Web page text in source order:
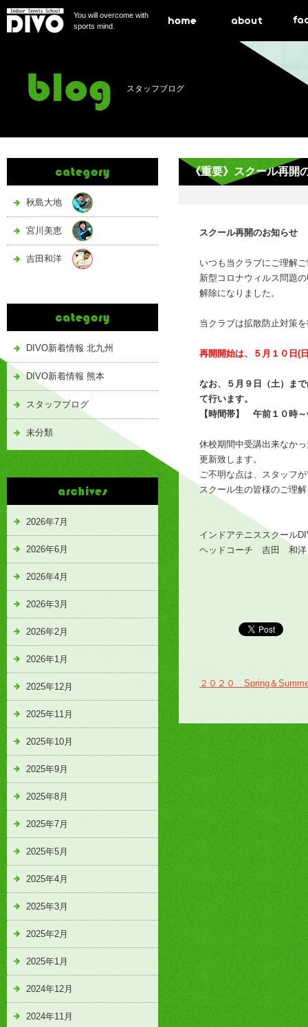
You will overcome with
sports mind.
スタッフブログ
《重要》スクール再
スクール再開のお知らせ
いつも当クラブにご理解
新型コロナウィルス問題
解除になりました。
当クラブは拡散防止対策
再開開始は、５月１０日(
なお、５月９日（土）ま
て行います。
【時間帯】 午前１０時
休校期間中受講出来なか
更新致します。
ご不明な点は、スタッフ
スクール生の皆様のご理
インドアテニススクール
ヘッドコーチ 吉田 和洋
２０２０ Spring＆
秋島大地
宮川美恵
吉田和洋
DIVO新着情報 北九州
DIVO新着情報 熊本
スタッフブログ
未分類
2026年7月
2026年6月
2026年4月
2026年3月
2026年2月
2026年1月
2025年12月
2025年11月
2025年10月
2025年9月
2025年8月
2025年7月
2025年5月
2025年4月
2025年3月
2025年2月
2025年1月
2024年12月
2024年11月